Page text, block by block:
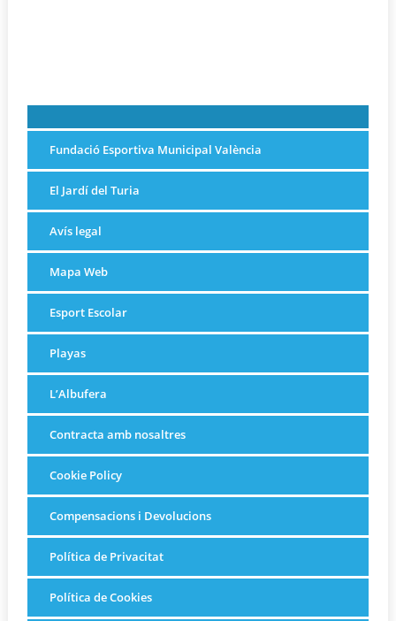
Fundació Esportiva Municipal València
El Jardí del Turia
Avís legal
Mapa Web
Esport Escolar
Playas
L’Albufera
Contracta amb nosaltres
Cookie Policy
Compensacions i Devolucions
Política de Privacitat
Política de Cookies